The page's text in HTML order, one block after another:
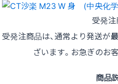
受発
受発注商品は、通常より発送が
ざいます。お急ぎのお
商品